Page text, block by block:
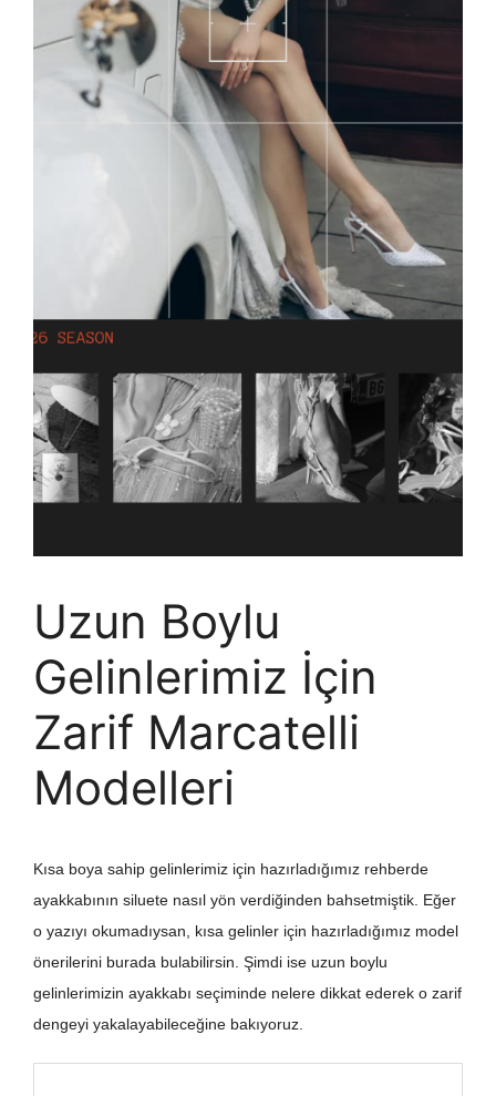
Uzun Boylu
Gelinlerimiz İçin
Zarif Marcatelli
Modelleri
Kısa boya sahip gelinlerimiz için hazırladığımız rehberde
ayakkabının siluete nasıl yön verdiğinden bahsetmiştik. Eğer
o yazıyı okumadıysan, kısa gelinler için hazırladığımız model
önerilerini burada bulabilirsin. Şimdi ise uzun boylu
gelinlerimizin ayakkabı seçiminde nelere dikkat ederek o zarif
dengeyi yakalayabileceğine bakıyoruz.